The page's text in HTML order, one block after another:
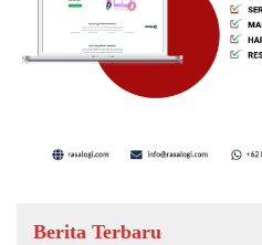
Berita Terbaru